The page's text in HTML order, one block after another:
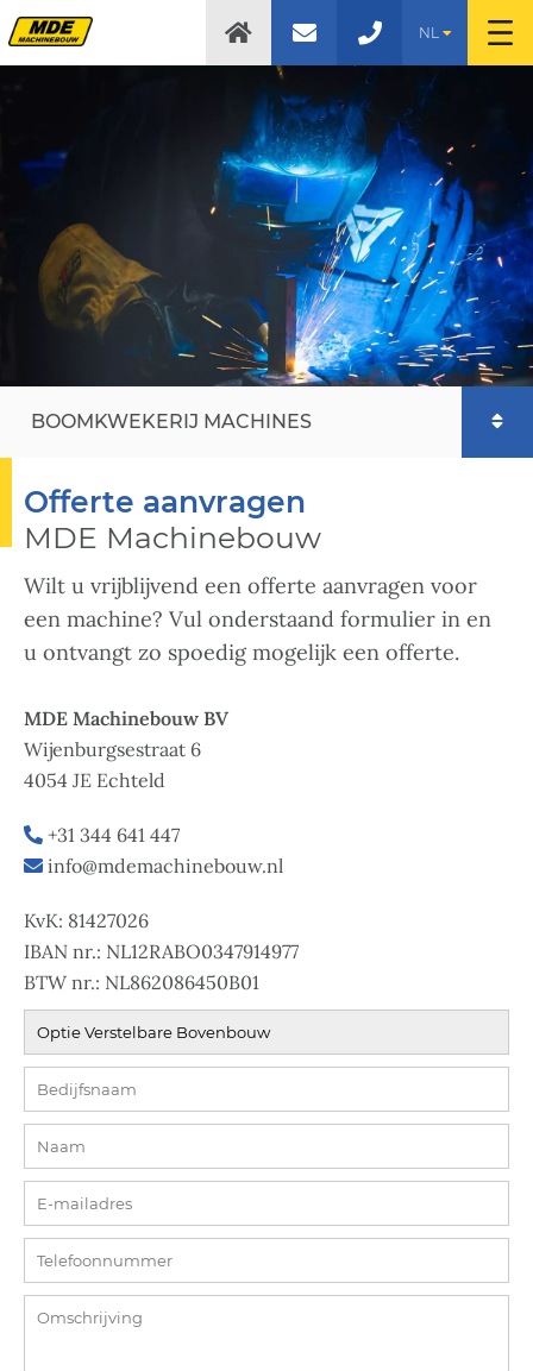
NL
BOOMKWEKERIJ MACHINES
Offerte aanvragen
MDE Machinebouw
Wilt u vrijblijvend een offerte aanvragen voor
een machine? Vul onderstaand formulier in en
u ontvangt zo spoedig mogelijk een offerte.
MDE Machinebouw BV
Wijenburgsestraat 6
4054 JE Echteld
+31 344 641 447
info@mdemachinebouw.nl
KvK: 81427026
IBAN nr.: NL12RABO0347914977
BTW nr.: NL862086450B01